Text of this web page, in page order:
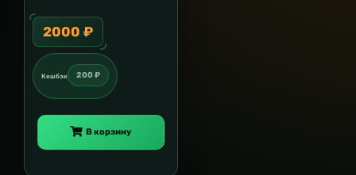
2000 ₽
Кешбэк 200 ₽
В корзину